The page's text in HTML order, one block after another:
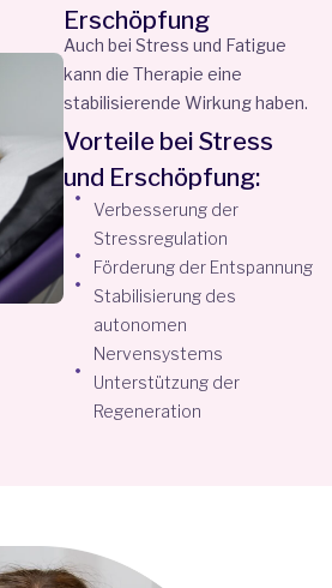
Erschöpfung
Auch bei Stress und Fatigue
kann die Therapie eine
stabilisierende Wirkung haben.
Vorteile bei Stress
und Erschöpfung:
Verbesserung der
Stressregulation
Förderung der Entspannung
Stabilisierung des
autonomen
Nervensystems
Unterstützung der
Regeneration